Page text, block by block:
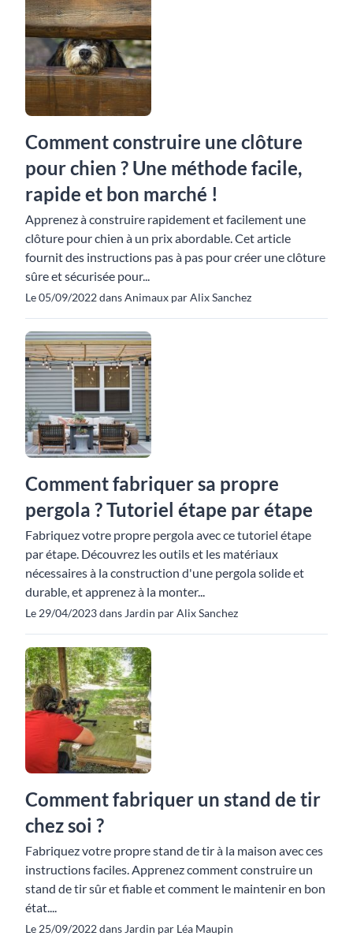
Comment construire une clôture
pour chien ? Une méthode facile,
rapide et bon marché !
Apprenez à construire rapidement et facilement une
clôture pour chien à un prix abordable. Cet article
fournit des instructions pas à pas pour créer une clôture
sûre et sécurisée pour...
Le 05/09/2022 dans Animaux par Alix Sanchez
Comment fabriquer sa propre
pergola ? Tutoriel étape par étape
Fabriquez votre propre pergola avec ce tutoriel étape
par étape. Découvrez les outils et les matériaux
nécessaires à la construction d'une pergola solide et
durable, et apprenez à la monter...
Le 29/04/2023 dans Jardin par Alix Sanchez
Comment fabriquer un stand de tir
chez soi ?
Fabriquez votre propre stand de tir à la maison avec ces
instructions faciles. Apprenez comment construire un
stand de tir sûr et fiable et comment le maintenir en bon
état....
Le 25/09/2022 dans Jardin par Léa Maupin